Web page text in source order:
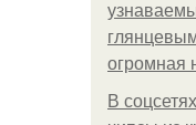
огромная
В